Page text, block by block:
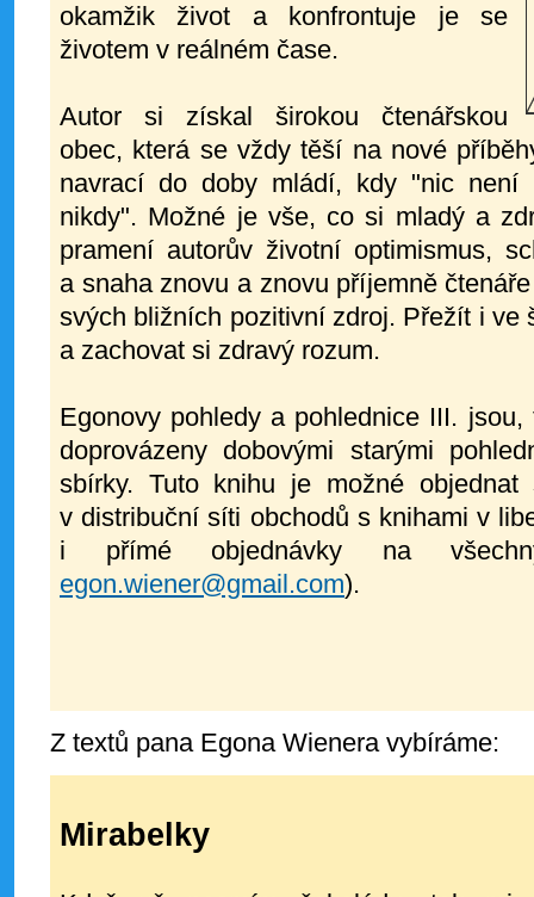
okamžik život a konfrontuje je se
životem v reálném čase.
Autor si získal širokou čtenářskou
obec, která se vždy těší na nové
navrací do doby mládí, kdy "nic není
nikdy". Možné je vše, co si mladý a
pramení autorův životní optimismus,
a snaha znovu a znovu příjemně
svých bližních pozitivní zdroj. Přežít i ve
a zachovat si zdravý rozum.
Egonovy pohledy a pohlednice III.
doprovázeny dobovými starými
sbírky. Tuto knihu je možné
v distribuční síti obchodů s knihami v
i přímé objednávky na
egon.wiener@gmail.com).
Z textů pana Egona Wienera vybíráme:
Mirabelky